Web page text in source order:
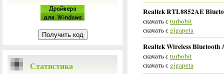
Статистика
Realtek RTL8852AE
скачать сturbobit
скачать с gigapeta
Realtek Wireless Bluetooth
скачать сturbobit
скачать с gigapeta